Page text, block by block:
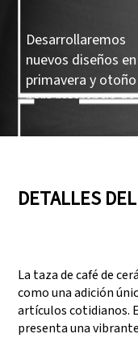
Desarrollaremos
nuevos diseños en
primavera y otoño
para referencia de
que pueden
grandes
producción.
DETALLES
La taza de café de
como una adición
artículos cotidianos.
presenta una